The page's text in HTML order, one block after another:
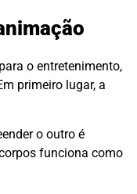
o entretenimento,
primeiro lugar, a
o outro é
funciona como